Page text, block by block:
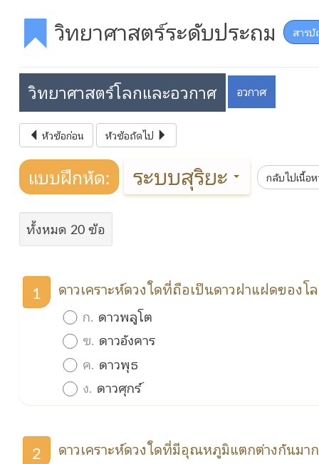
วิทยาศาสตร์ระดับประถม สาร
วิทยาศาสตร์โลกและอวกาศ อวกาศ
หัวข้อก่อน หัวข้อถัดไป
แบบฝึกหัด: ระบบสุริยะ กลับไปเนื้อห
ทั้งหมด 20 ข้อ
1
ดาวเคราะห์ดวงใดที่ถือเป็นดาวฝาแฝดของโ
ก. ดาวพลูโต
ข. ดาวอังคาร
ค. ดาวพุธ
ง. ดาวศุกร์
2
ดาวเคราะห์ดวงใดที่มีอุณหภูมิแตกต่างกันมา